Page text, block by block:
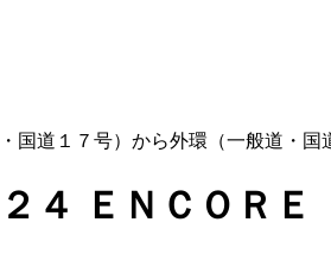
国道１７号）から外環（一般道・
４ ＥＮＣＯＲＥ